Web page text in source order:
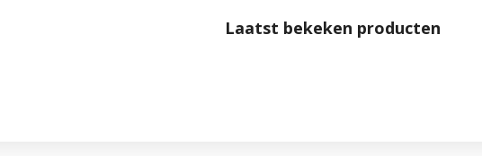
Laatst bekeken producten